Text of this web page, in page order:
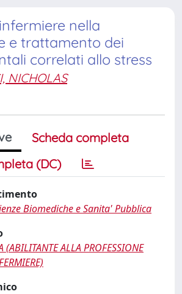
nella
e trattamento dei
correlati allo stress
NICHOLAS
Scheda completa
(DC)
Biomediche e Sanita' Pubblica
(ABILITANTE ALLA PROFESSIONE